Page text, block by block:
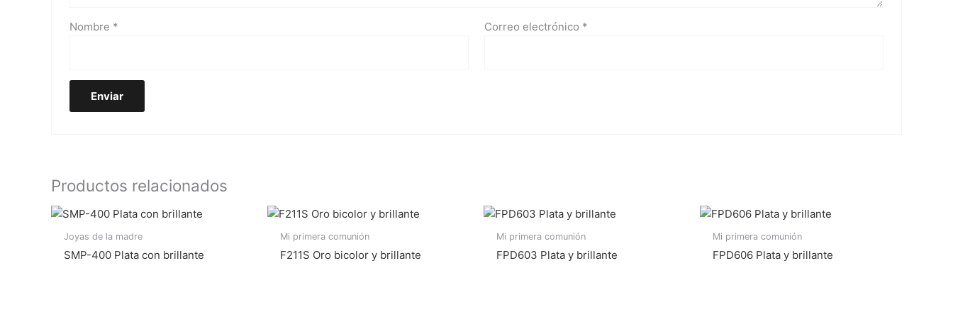
Nombre * Correo electrónico *
Productos relacionados
Joyas de la madre
SMP-400 Plata con brillante
Mi primera comunión
F211S Oro bicolor y brillante
Mi primera comunión
FPD603 Plata y brillante
Mi primera comunión
FPD606 Plata y brillante